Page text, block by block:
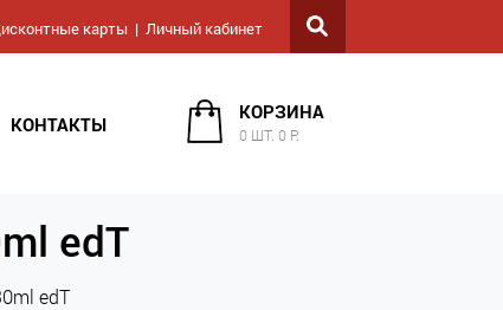
карты Личный кабинет
КОНТАКТЫ
КОРЗИНА
0 ШТ. 0 Р.
edT
edT